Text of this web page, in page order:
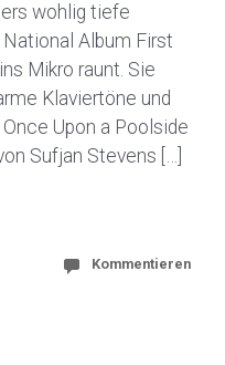
wohlig tiefe
Album First
Mikro raunt. Sie
Klaviertöne und
Upon a Poolside
Sufjan Stevens […]
Kommentieren